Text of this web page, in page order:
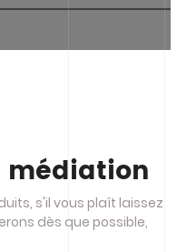
médiation
s'il vous plaît laissez
dès que possible,